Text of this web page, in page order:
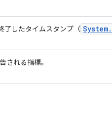
了したタイムスタンプ（ System.
される指標。